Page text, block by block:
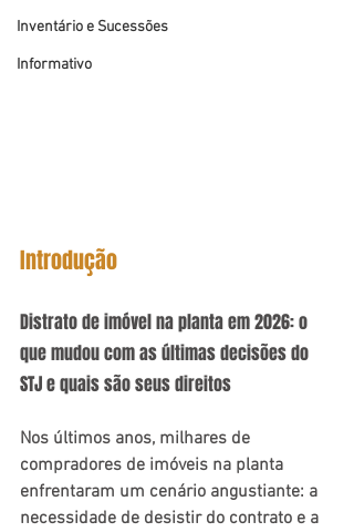
Inventário e Sucessões
Informativo
Introdução
Distrato de imóvel na planta em 2026: o
que mudou com as últimas decisões do
STJ e quais são seus direitos
Nos últimos anos, milhares de
compradores de imóveis na planta
enfrentaram um cenário angustiante: a
necessidade de desistir do contrato e a